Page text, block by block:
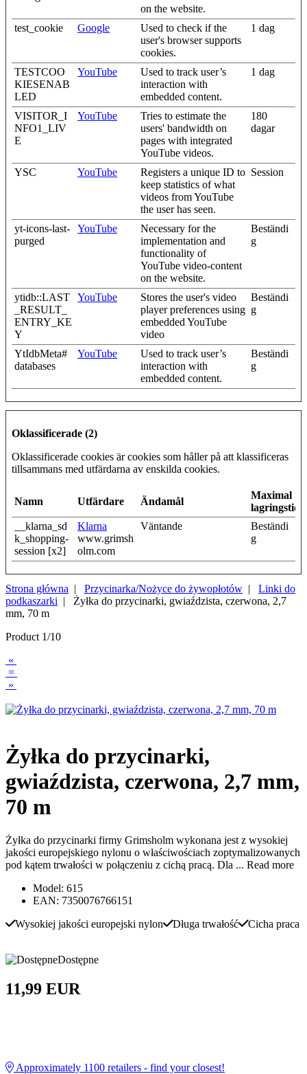
on the website.
test_cookie
Google
Used to check if the
user's browser supports
cookies.
1 dag
TESTCOO
KIESENAB
LED
YouTube
Used to track user’s
interaction with
embedded content.
1 dag
VISITOR_I
NFO1_LIV
E
YouTube
Tries to estimate the
users' bandwidth on
pages with integrated
YouTube videos.
180
dagar
YSC YouTube
Registers a unique ID to
keep statistics of what
videos from YouTube
the user has seen.
Session
yt-icons-last-
purged
YouTube
Necessary for the
implementation and
functionality of
YouTube video-content
on the website.
Beständi
g
ytidb::LAST
_RESULT_
ENTRY_KE
Y
YouTube
Stores the user's video
player preferences using
embedded YouTube
video
Beständi
g
YtIdbMeta#
databases
YouTube
Used to track user’s
interaction with
embedded content.
Beständi
g
Oklassificerade (2)
Oklassificerade cookies är cookies som håller på att klassificeras
tillsammans med utfärdarna av enskilda cookies.
Namn Utfärdare Ändamål
Maximal
lagringstid
__klarna_sd
k_shopping-
session [x2]
Klarna
www.grimsh
olm.com
Väntande
Beständi
g
Strona główna | Przycinarka/Nożyce do żywopłotów | Linki do
podkaszarki | Żyłka do przycinarki, gwiaździsta, czerwona, 2,7
mm, 70 m
Product 1/10
«
=
»
Żyłka do przycinarki,
gwiaździsta, czerwona, 2,7 mm,
70 m
Żyłka do przycinarki firmy Grimsholm wykonana jest z wysokiej
jakości europejskiego nylonu o właściwościach zoptymalizowanych
pod kątem trwałości w połączeniu z cichą pracą. Dla ... Read more
Model: 615
EAN: 7350076766151
Wysokiej jakości europejski nylon
Długa trwałość Cicha praca
Dostępne
11,99 EUR
Approximately 1100 retailers - find your closest!